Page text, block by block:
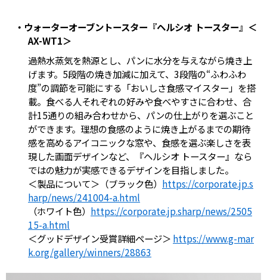
・ウォーターオーブントースター『ヘルシオ トースター』＜
AX-WT1＞
過熱水蒸気を熱源とし、パンに水分を与えながら焼き上
げます。5段階の焼き加減に加えて、3段階の“ふわふわ
度”の調節を可能にする「おいしさ食感マイスター」を搭
載。食べる人それぞれの好みや食べやすさに合わせ、合
計15通りの組み合わせから、パンの仕上がりを選ぶこと
ができます。理想の食感のように焼き上がるまでの期待
感を高めるアイコニックな窓や、食感を選ぶ楽しさを表
現した画面デザインなど、『ヘルシオ トースター』なら
ではの魅力が実感できるデザインを目指しました。
＜製品について＞（ブラック色） https://corporate.jp.s
harp/news/241004-a.html
（ホワイト色） https://corporate.jp.sharp/news/2505
15-a.html
＜グッドデザイン受賞詳細ページ＞ https://www.g-mar
k.org/gallery/winners/28863